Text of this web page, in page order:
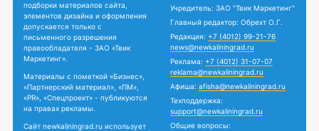
подборки материалов сайта,
элементов дизайна и оформления
допускается только с
письменного разрешения
правообладателя - ЗАО «Твик
Маркетинг».
Материалы с пометкой «Бизнес»,
«Партнерский материал», «ПМ»,
«PR», «Спецпроект» - публикуются
на правах рекламы.
Сайт newkaliningrad.ru использует
Учредитель: ЗАО "Твик Маркетинг"
Главный редактор: Обрехт О.Г.
Редакция: +7 (4012) 99-21-76
news@newkaliningrad.ru
Реклама: +7 (4012) 31-07-07
reklama@newkaliningrad.ru
Афиша: afisha@newkaliningrad.ru
Техподдержка:
support@newkaliningrad.ru
Общие вопросы: